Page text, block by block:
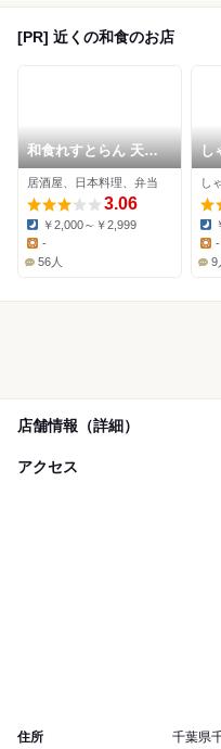
[PR] 近くの和食のお店
和食れすとらん 天狗
稲毛店
居酒屋、日本料理、弁当
3.06
Dinner:
￥2,000～￥2,999
Lunch:
-
56人
し
宮
-
9
店舗情報（詳細）
アクセス
住所
千葉県